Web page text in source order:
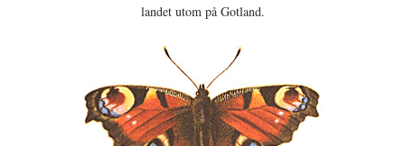
landet utom på Gotland.